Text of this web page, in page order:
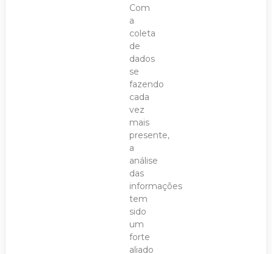
Com
a
coleta
de
dados
se
fazendo
cada
vez
mais
presente,
a
análise
das
informações
tem
sido
um
forte
aliado